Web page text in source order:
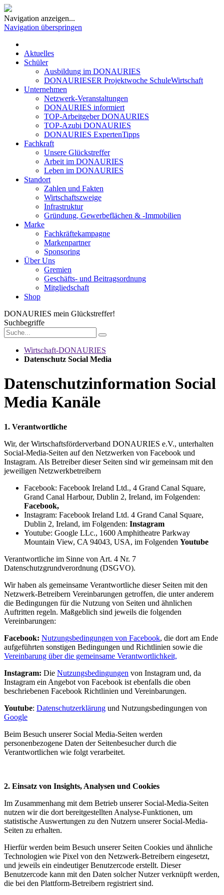
Navigation anzeigen...
Navigation überspringen
Aktuelles
Schüler
Ausbildung im DONAURIES
DONAURIESER Projektwoche SchuleWirtschaft
Unternehmen
Netzwerk-Veranstaltungen
DONAURIES informiert
TOP-Arbeitgeber DONAURIES
TOP-Azubi DONAURIES
DONAURIES ExpertenTipps
Fachkraft
Unsere Glückstreffer
Arbeit im DONAURIES
Leben im DONAURIES
Standort
Zahlen und Fakten
Wirtschaftszweige
Infrastruktur
Gründung, Gewerbeflächen & -Immobilien
Marke
Fachkräftekampagne
Markenpartner
Sponsoring
Über Uns
Gremien
Geschäfts- und Beitragsordnung
Mitgliedschaft
Shop
DONAURIES mein Glückstreffer!
Suchbegriffe
Wirtschaft-DONAURIES
Datenschutz Social Media
Datenschutzinformation Social
Media Kanäle
1. Verantwortliche
Wir, der Wirtschaftsförderverband DONAURIES e.V., unterhalten
Social-Media-Seiten auf den Netzwerken von Facebook und
Instagram. Als Betreiber dieser Seiten sind wir gemeinsam mit den
jeweiligen Netzwerkbetreibern
Facebook: Facebook Ireland Ltd., 4 Grand Canal Square,
Grand Canal Harbour, Dublin 2, Ireland, im Folgenden:
Facebook,
Instagram: Facebook Ireland Ltd. 4 Grand Canal Square,
Dublin 2, Ireland, im Folgenden: Instagram
Youtube: Google LLc., 1600 Amphitheatre Parkway
Mountain View, CA 94043, USA, im Folgenden Youtube
Verantwortliche im Sinne von Art. 4 Nr. 7
Datenschutzgrundverordnung (DSGVO).
Wir haben als gemeinsame Verantwortliche dieser Seiten mit den
Netzwerk-Betreibern Vereinbarungen getroffen, die unter anderem
die Bedingungen für die Nutzung von Seiten und ähnlichen
Auftritten regeln. Maßgeblich sind jeweils die folgenden
Vereinbarungen:
Facebook: Nutzungsbedingungen von Facebook, die dort am Ende
aufgeführten sonstigen Bedingungen und Richtlinien sowie die
Vereinbarung über die gemeinsame Verantwortlichkeit,
Instagram: Die Nutzungsbedingungen von Instagram und, da
Instagram ein Angebot von Facebook ist ebenfalls die oben
beschriebenen Facebook Richtlinien und Vereinbarungen.
Youtube: Datenschutzerklärung und Nutzungsbedingungen von
Google
Beim Besuch unserer Social Media-Seiten werden
personenbezogene Daten der Seitenbesucher durch die
Verantwortlichen wie folgt verarbeitet.
2. Einsatz von Insights, Analysen und Cookies
Im Zusammenhang mit dem Betrieb unserer Social-Media-Seiten
nutzen wir die dort bereitgestellten Analyse-Funktionen, um
statistische Auswertungen zu den Nutzern unserer Social-Media-
Seiten zu erhalten.
Hierfür werden beim Besuch unserer Seiten Cookies und ähnliche
Technologien wie Pixel von den Netzwerk-Betreibern eingesetzt,
und jeweils ein eindeutiger Benutzercode erstellt. Dieser
Benutzercode kann mit den Daten solcher Nutzer verknüpft werden,
die bei den Plattform-Betreibern registriert sind.